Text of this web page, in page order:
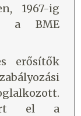
1967-ig
a BME
erősítők
ért el a